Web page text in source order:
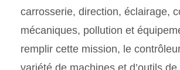
carrosserie, direction, éclairage,
mécaniques, pollution et
remplir cette mission, le